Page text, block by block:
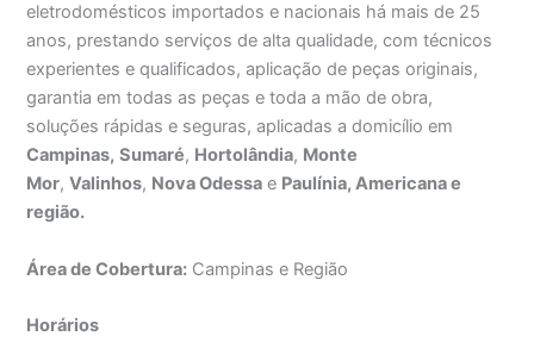
eletrodomésticos importados e nacionais há mais de 25
anos, prestando serviços de alta qualidade, com técnicos
experientes e qualificados, aplicação de peças originais,
garantia em todas as peças e toda a mão de obra,
soluções rápidas e seguras, aplicadas a domicílio em
Campinas, Sumaré, Hortolândia, Monte
Mor,Valinhos, Nova Odessa e Paulínia, Americana e
região.
Área de Cobertura: Campinas e Região
Horários